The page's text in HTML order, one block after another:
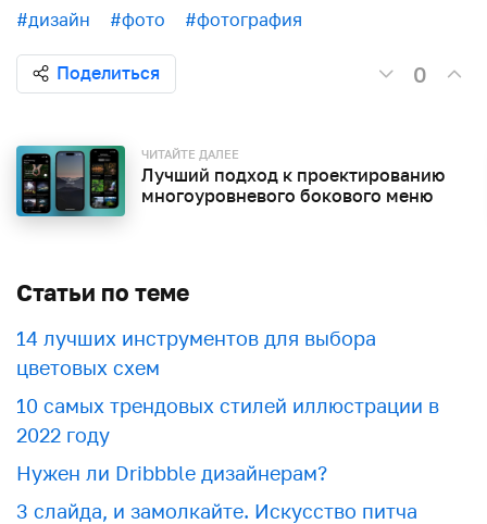
#дизайн #фото #фотография
Поделиться 0
ЧИТАЙТЕ ДАЛЕЕ
Лучший подход к проектированию
многоуровневого бокового меню
Статьи по теме
​​14 лучших инструментов для выбора
цветовых схем
10 самых трендовых стилей иллюстрации в
2022 году
Нужен ли Dribbble дизайнерам?
3 слайда, и замолкайте. Искусство питча